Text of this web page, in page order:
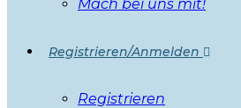
Mach bei uns mit!
Registrieren/Anmelden
Registrieren